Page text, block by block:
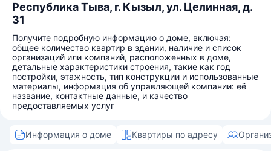
Республика Тыва, г. Кызыл, ул. Целинная, д.
31
Получите подробную информацию о доме, включая:
общее количество квартир в здании, наличие и список
организаций или компаний, расположенных в доме,
детальные характеристики строения, такие как год
постройки, этажность, тип конструкции и использованные
материалы, информация об управляющей компании: её
название, контактные данные, и качество
предоставляемых услуг
Информация о доме Квартиры по адресу